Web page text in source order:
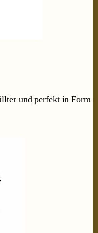
und perfekt in Form